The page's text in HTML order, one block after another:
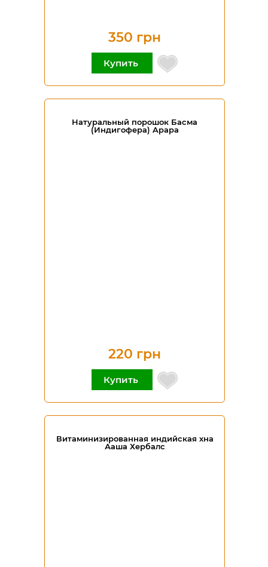
350 грн
Купить
Натуральный порошок Басма
(Индигофера) Apapa
220 грн
Купить
Витаминизированная индийская хна
Ааша Хербалс